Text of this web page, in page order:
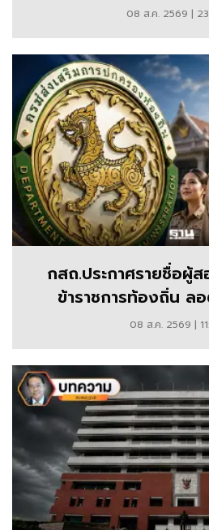
การเมือง
เชิง
ลึก
08 ส.ค. 2569 |
กสถ.ประกาศรายชื่อผู้
ข้าราชการท้องถิ่น ล
08 ส.ค. 2569 |